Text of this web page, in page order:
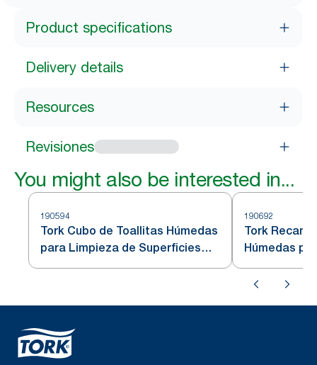
Product specifications
Delivery details
Resources
Revisiones
You might also be interested in...
190594
Tork Cubo de Toallitas Húmedas
para Limpieza de Superficies
Blancas W15
190692
Tork
Húmedas
Manos